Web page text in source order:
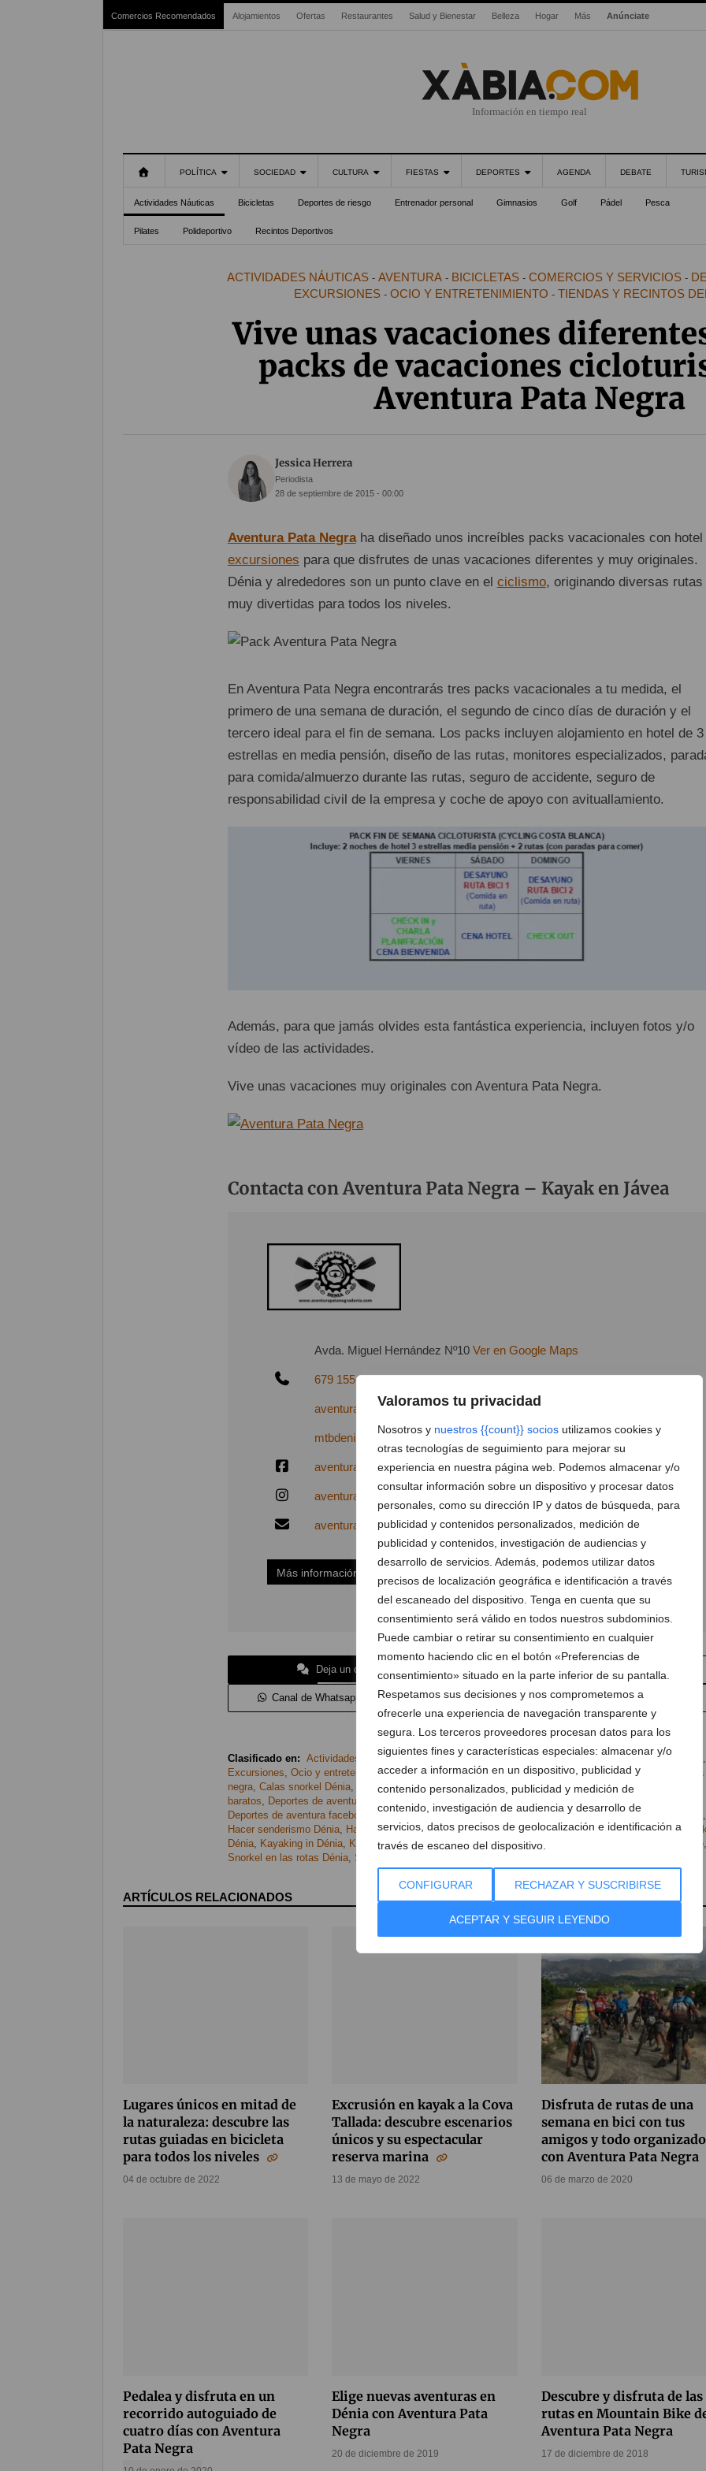
Valoramos tu privacidad
Nosotros y nuestros {{count}} socios utilizamos cookies y
otras tecnologías de seguimiento para mejorar su
experiencia en nuestra página web. Podemos almacenar y/o
consultar información sobre un dispositivo y procesar datos
personales, como su dirección IP y datos de búsqueda, para
publicidad y contenidos personalizados, medición de
publicidad y contenidos, investigación de audiencias y
desarrollo de servicios. Además, podemos utilizar datos
precisos de localización geográfica e identificación a través
del escaneado del dispositivo. Tenga en cuenta que su
consentimiento será válido en todos nuestros subdominios.
Puede cambiar o retirar su consentimiento en cualquier
momento haciendo clic en el botón «Preferencias de
consentimiento» situado en la parte inferior de su pantalla.
Respetamos sus decisiones y nos comprometemos a
ofrecerle una experiencia de navegación transparente y
segura. Los terceros proveedores procesan datos para los
siguientes fines y características especiales: almacenar y/o
acceder a información en un dispositivo, publicidad y
contenido personalizados, publicidad y medición de
contenido, investigación de audiencia y desarrollo de
servicios, datos precisos de geolocalización e identificación a
través de escaneo del dispositivo.
CONFIGURAR RECHAZAR Y SUSCRIBIRSE
ACEPTAR Y SEGUIR LEYENDO
Comercios Recomendados Alojamientos Ofertas Restaurantes Salud y Bienestar Belleza Hogar Más Anúnciate
Información en tiempo real
POLÍTICA SOCIEDAD CULTURA FIESTAS DEPORTES AGENDA DEBATE
Actividades Náuticas Bicicletas Deportes de riesgo Entrenador personal Gimnasios Golf Pádel Pesca
Pilates Polideportivo Recintos Deportivos
ACTIVIDADES NÁUTICAS - AVENTURA - BICICLETAS - COMERCIOS Y SERVICIOS -
EXCURSIONES- OCIO Y ENTRETENIMIENTO - TIENDAS Y RECINTOS
Vive unas vacaciones
packs de vacaciones
Aventura Pata Negra
Jessica Herrera
Periodista
28 de septiembre de 2015 - 00:00
Aventura Pata Negraha diseñado unos increíbles packs vacacionales con hotel
excursiones para que disfrutes de unas vacaciones diferentes y muy originales.
Dénia y alrededores son un punto clave en el ciclismo, originando diversas rutas
muy divertidas para todos los niveles.
En Aventura Pata Negra encontrarás tres packs vacacionales a tu medida, el
primero de una semana de duración, el segundo de cinco días de duración y el
tercero ideal para el fin de semana. Los packs incluyen alojamiento en hotel de 3
estrellas en media pensión, diseño de las rutas, monitores especializados,
para comida/almuerzo durante las rutas, seguro de accidente, seguro de
responsabilidad civil de la empresa y coche de apoyo con avituallamiento.
Además, para que jamás olvides esta fantástica experiencia, incluyen fotos y/o
vídeo de las actividades.
Vive unas vacaciones muy originales con Aventura Pata Negra.
Contacta con Aventura Pata Negra – Kayak en Jávea
Avda. Miguel Hernández Nº10 Ver en Google Maps
679 155 061
aventurapatanegra.com
mtbdenia.com
aventurapatanegradenia?ref=hl
aventura_patanegra
aventurapatanegra@hotmail.com
Más información
Deja un comentario Suscríbete a la newsletter
Canal de Whatsapp Anúnciate en javea.com Envía tu noticia
Clasificado en: Actividades Náuticas,Aventura, Bicicletas, Comercios y Servicios,Deportes de riesgo
Excursiones Ocio y entretenimiento,Tiendas y recintos deportivos,Alquiler kayak Dénia ,Aventura pata
negra, Calas snorkel Dénia, Curso kayak Dénia,Deportes de aventura Alicante,Deportes de aventura
baratos
Deportes de aventura de agua
Deportes de aventura facebook
Excursión kayak Dénia,Fotos deporte de aventura , Hacer Kayak Dénia
Hacer senderismo Dénia, Hacer snorkel Dénia,Kayak,Kayak de mar,Kayak hoteles Dénia,Kayak
Dénia, Kayaking in Dénia, Kayaking in Dénia spain,Rutas kayak Dénia Senderismo,
Snorkel en las rotas Dénia, Snorkeling in Dénia
ARTÍCULOS RELACIONADOS
Lugares únicos en mitad de
la naturaleza: descubre las
rutas guiadas en bicicleta
para todos los niveles
04 de octubre de 2022
Excrusión en kayak a la Cova
Tallada: descubre escenarios
únicos y su espectacular
reserva marina
13 de mayo de 2022
Disfruta de rutas de una
semana en bici con tus
amigos y todo organizado
con Aventura Pata Negra
06 de marzo de 2020
Pedalea y disfruta en un
recorrido autoguiado de
cuatro días con Aventura
Pata Negra
Elige nuevas aventuras en
Dénia con Aventura Pata
Negra
20 de diciembre de 2019
Descubre y disfruta de las
rutas en Mountain Bike
Aventura Pata Negra
17 de diciembre de 2018